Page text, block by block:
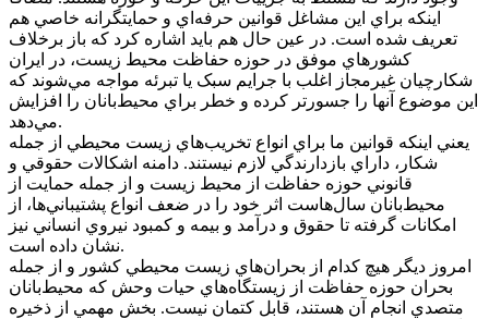
اينکه براي اين مشاغل قوانين حرفه‌اي و حمايتگرانه خاصي هم
تعريف شده است. در عين حال هم بايد اشاره کرد که باز برخلاف
کشورهاي موفق در حوزه حفاظت محيط زيست، در ايران
شکارچيان غيرمجاز اغلب با جرايم سبک يا تبرئه مواجه مي‌شوند که
اين موضوع آنها را جسورتر کرده و خطر براي محيط‌بانان را افزايش
مي‌دهد.
يعني اينکه قوانين ما براي انواع تخريب‌هاي زيست محيطي از جمله
شکار، داراي بازدارندگي لازم نيستند. دامنه اشکالات حقوقي و
قانوني حوزه حفاظت از محيط زيست و از جمله حمايت از
محيط‌بانان سال‌هاست اثر خود را در ضعف انواع پشتيباني‌ها، از
امکانات گرفته تا حقوق و درآمد و بيمه و کمبود نيروي انساني نيز
نشان داده است.
امروز ديگر هيچ کدام از بحران‌هاي زيست محيطي کشور و از جمله
بحران حوزه حفاظت از زيستگاه‌هاي حيات وحش که محيط‌بانان
متصدي انجام آن هستند، قابل کتمان نيست. بخش مهمي از ذخيره